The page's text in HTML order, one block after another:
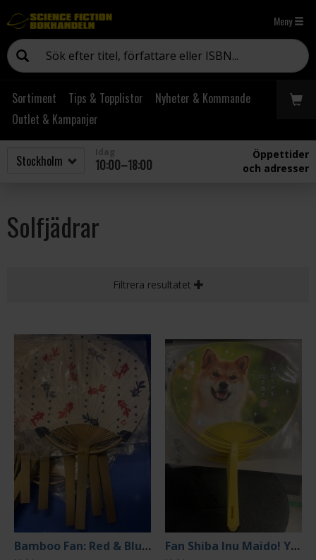
Meny
Sortiment Tips & Topplistor
Nyheter & Kommande
Outlet & Kampanjer
10:00–18:00
Öppettider
och adresser
Solfjädrar
Filtrera resultatet
Bamboo Fan: Red & Blue Goldfish Fan Shiba Inu Maido! Yellow